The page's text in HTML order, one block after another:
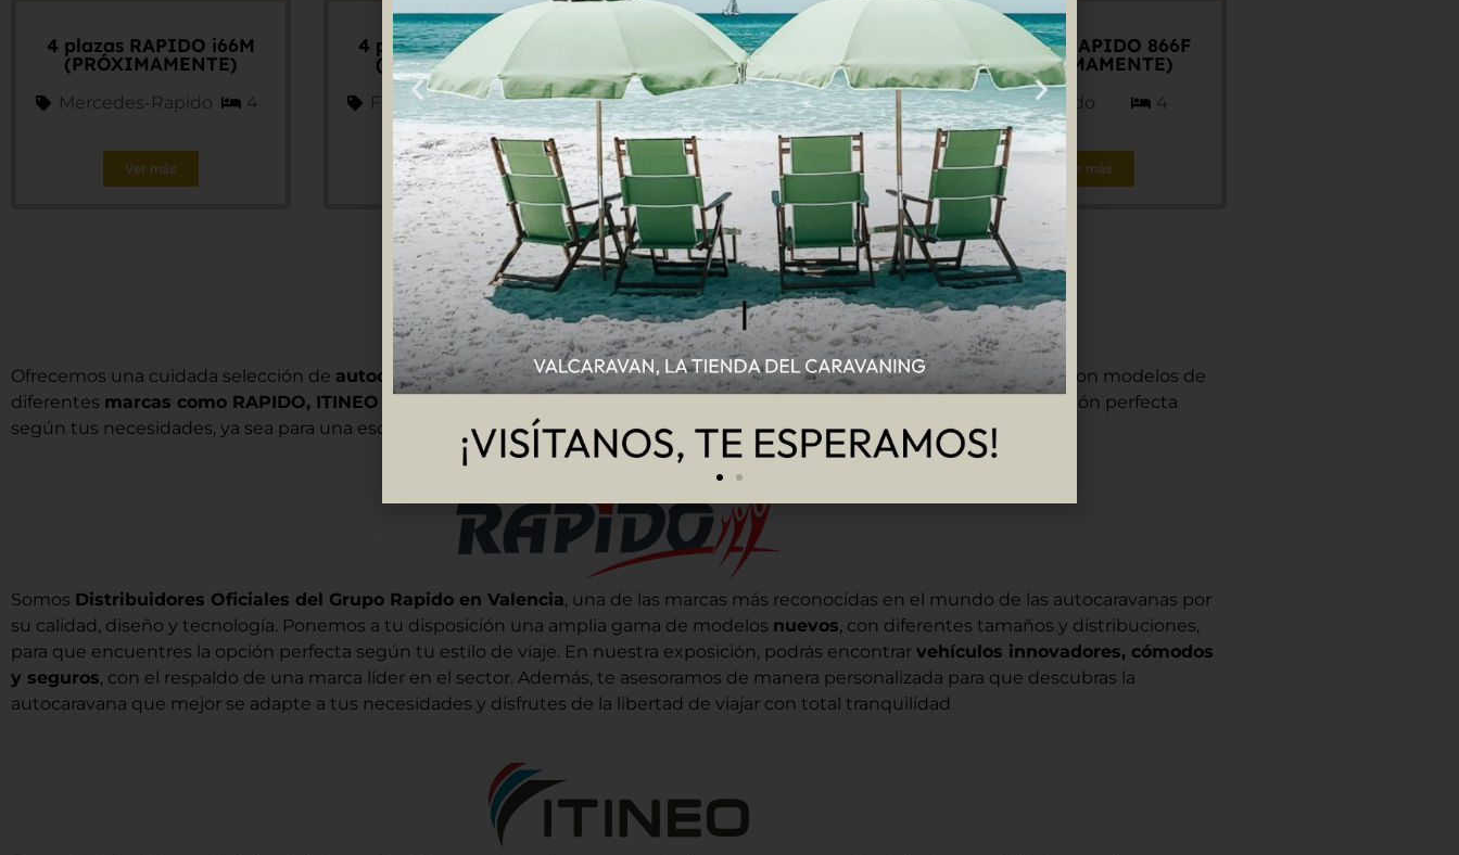
4 plazas RAPIDO i66M
(PRÓXIMAMENTE)
Mercedes-Rapido 4
Ver más
4 plazas RAPIDO 854F
(PRÓXIMAMENTE)
Fiat-Rapido 4
Ver más
5 plazas RIMOR SARUS
69 PLUS
Fiat - Rimor 5
Ver más
4 plazas RAPIDO 866F
(PRÓXIMAMENTE)
Fiat-Rapido 4
Ver más
Nuestras marcas
Ofrecemos una cuidada selección de autocaravanas nuevas, diseñadas para adaptarse a todo tipo de viajeros. Contamos con modelos de
diferentes marcas como RAPIDO, ITINEO O RIMOR con distintos tamaños y distribuciones, para que encuentres la opción perfecta
según tus necesidades, ya sea para una escapada en pareja, unas vacaciones en familia o una aventura sin límites.
Somos Distribuidores Oficiales del Grupo Rapido en Valencia, una de las marcas más reconocidas en el mundo de las autocaravanas por
su calidad, diseño y tecnología. Ponemos a tu disposición una amplia gama de modelos nuevos, con diferentes tamaños y distribuciones,
para que encuentres la opción perfecta según tu estilo de viaje. En nuestra exposición, podrás encontrar vehículos innovadores, cómodos
y seguros, con el respaldo de una marca líder en el sector. Además, te asesoramos de manera personalizada para que descubras la
autocaravana que mejor se adapte a tus necesidades y disfrutes de la libertad de viajar con total tranquilidad